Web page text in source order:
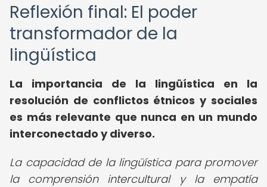
Reflexión final: El poder
transformador de la
lingüística
La importancia de la lingüística en la
resolución de conflictos étnicos y sociales
es más relevante que nunca en un mundo
interconectado y diverso.
La capacidad de la lingüística para promover
la comprensión intercultural y la empatía